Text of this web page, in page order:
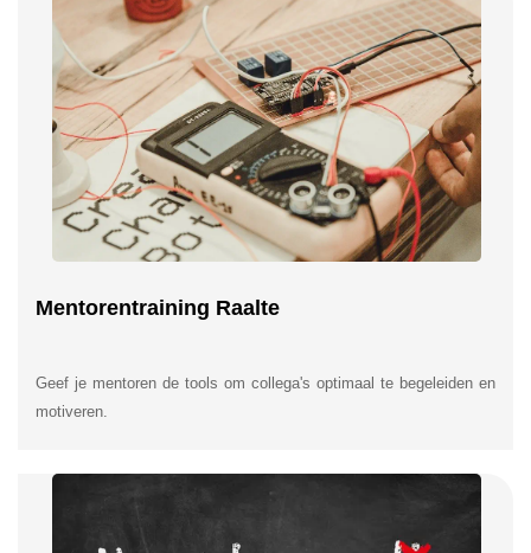
Mentorentraining Raalte
Geef je mentoren de tools om collega's optimaal te begeleiden en
motiveren.